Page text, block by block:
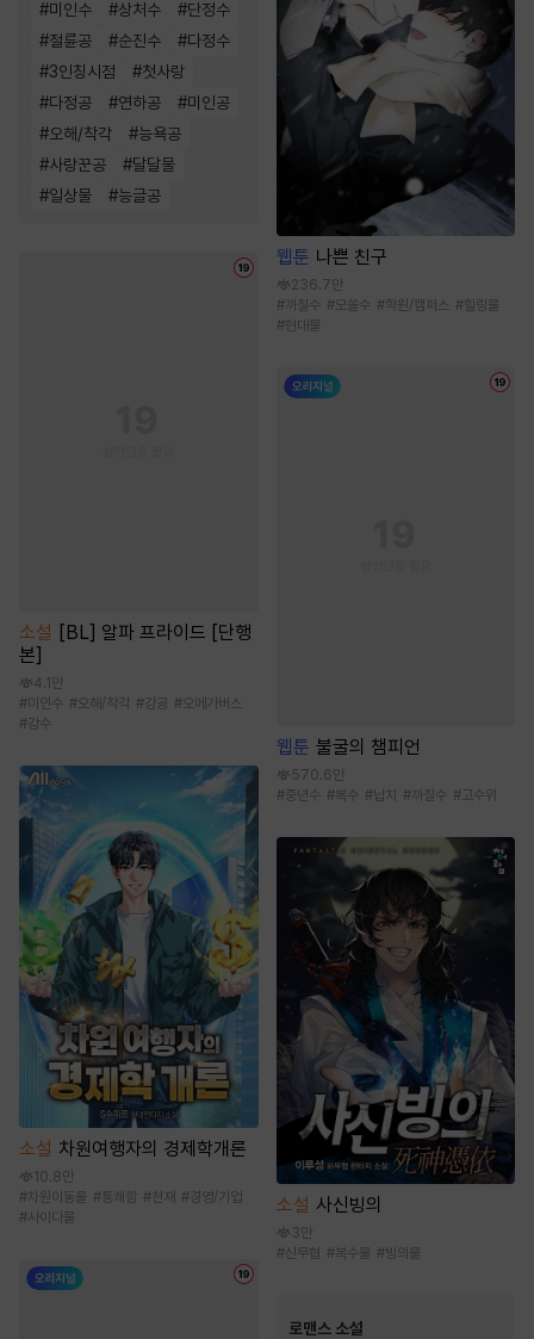
#미인수 #상처수 #단정수
#절륜공 #순진수 #다정수
#3인칭시점 #첫사랑
#다정공 #연하공 #미인공
#오해/착각 #능욕공
#사랑꾼공 #달달물
#일상물 #능글공
소설 [BL] 알파 프라이드 [단행
본]
4.1만
#미인수 #오해/착각 #강공 #오메가버스
#강수
소설 차원여행자의 경제학개론
10.8만
#차원이동물 #통쾌함 #천재 #경영/기업
#사이다물
웹툰 나쁜 친구
236.7만
#까칠수 #모쏠수 #학원/캠퍼스 #힐링물
#현대물
웹툰 불굴의 챔피언
570.6만
#중년수 #복수 #납치 #까칠수 #고수위
소설 사신빙의
3만
#신무협 #복수물 #빙의물
로맨스 소설